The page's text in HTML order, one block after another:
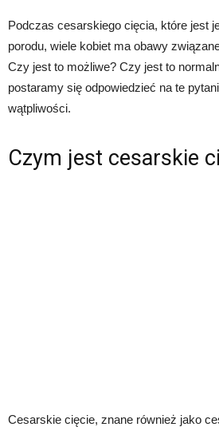
Podczas cesarskiego cięcia, które jest
porodu, wiele kobiet ma obawy
Czy jest to możliwe? Czy jest to
postaramy się odpowiedzieć na te
wątpliwości.
Czym jest cesarskie
Cesarskie cięcie, znane również jako